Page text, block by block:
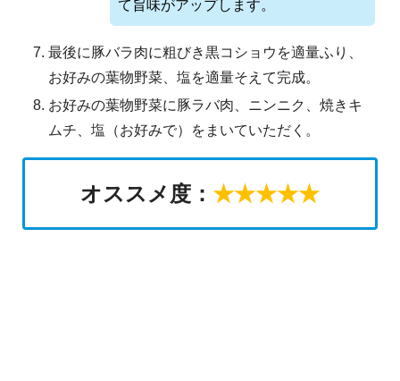
て旨味がアップします。
最後に豚バラ肉に粗びき黒コショウを適量ふり、
お好みの葉物野菜、塩を適量そえて完成。
お好みの葉物野菜に豚ラバ肉、ニンニク、焼きキ
ムチ、塩（お好みで）をまいていただく。
オススメ度： ★★★★★